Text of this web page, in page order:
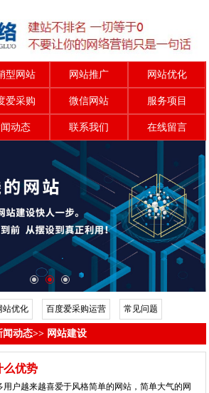
型网站 网站推广 网站优化
爱采购 微信网站 服务项目
动态 联系我们 在线留言
站优化 百度爱采购运营 常见问题
闻动态>> 网站建设
么优势
用户越来越喜爱于风格简单的网站，简单大气的网